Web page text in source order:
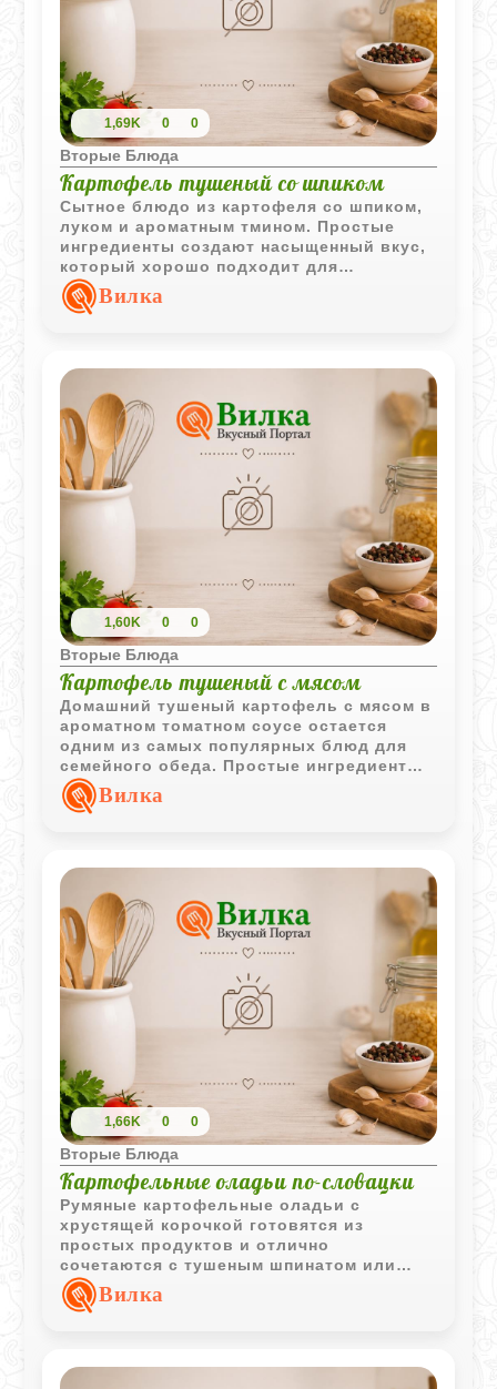
1,69K 0 0
Вторые Блюда
Картофель тушеный со шпиком
Сытное блюдо из картофеля со шпиком,
луком и ароматным тмином. Простые
ингредиенты создают насыщенный вкус,
который хорошо подходит для
домашнего обеда или ужина.
Вилка
1,60K 0 0
Вторые Блюда
Картофель тушеный с мясом
Домашний тушеный картофель с мясом в
ароматном томатном соусе остается
одним из самых популярных блюд для
семейного обеда. Простые ингредиенты
создают насыщенный и
сбалансированный вкус.
Вилка
1,66K 0 0
Вторые Блюда
Картофельные оладьи по-словацки
Румяные картофельные оладьи с
хрустящей корочкой готовятся из
простых продуктов и отлично
сочетаются с тушеным шпинатом или
другими овощными гарнирами.
Вилка